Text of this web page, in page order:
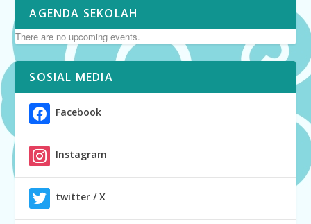
AGENDA SEKOLAH
There are no upcoming events.
SOSIAL MEDIA
Facebook
Instagram
twitter / X